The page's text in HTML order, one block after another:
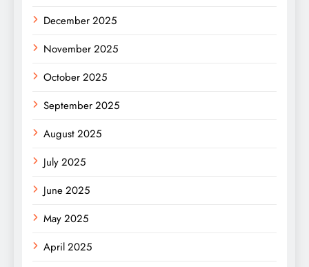
December 2025
November 2025
October 2025
September 2025
August 2025
July 2025
June 2025
May 2025
April 2025